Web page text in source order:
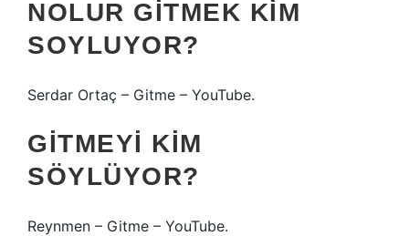
NOLUR GITMEK KIM
SOYLUYOR?
Serdar Ortaç – Gitme – YouTube.
GITMEYI KIM
SÖYLÜYOR?
Reynmen – Gitme – YouTube.